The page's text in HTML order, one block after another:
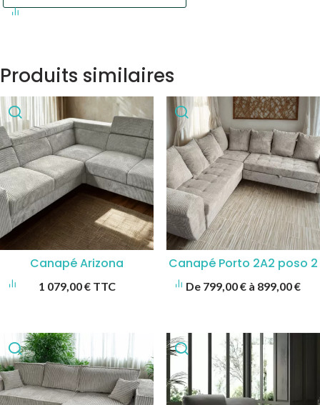
Produits similaires
Canapé Arizona
1 079,00€ TTC
Canapé Porto 2A2 poso 2
De 799,00€à 899,00€